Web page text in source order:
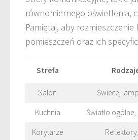
równomiernego oświetlenia,
Pamiętaj, aby
pomieszczeń oraz ich
Strefa
Salon Świece,
Kuchnia Światło
Korytarze